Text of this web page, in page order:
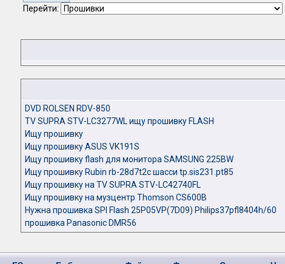
Перейти:
DVD ROLSEN RDV-850
TV SUPRA STV-LC3277WL ищу прошивку FLASH
Ищу прошивку
Ищу прошивку ASUS VK191S
Ищу прошивку flash для монитора SAMSUNG 225BW
Ищу прошивку Rubin rb-28d7t2c шасси tp.sis231.pt85
Ищу прошивку на TV SUPRA STV-LC42740FL
Ищу прошивку на музцентр Thomson CS600B
Нужна прошивка SPI Flash 25P05VP(7D09) Philips37pfl8404h/60
прошивка Panasonic DMR56